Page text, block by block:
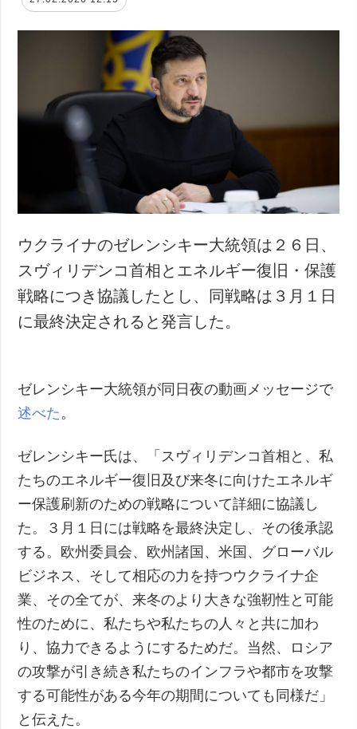
ウクライナのゼレンシキー大統領は２６日、
スヴィリデンコ首相とエネルギー復旧・保護
戦略につき協議したとし、同戦略は３月１日
に最終決定されると発言した。
ゼレンシキー大統領が同日夜の動画メッセージで
述べた。
ゼレンシキー氏は、「スヴィリデンコ首相と、私
たちのエネルギー復旧及び来冬に向けたエネルギ
ー保護刷新のための戦略について詳細に協議し
た。３月１日には戦略を最終決定し、その後承認
する。欧州委員会、欧州諸国、米国、グローバル
ビジネス、そして相応の力を持つウクライナ企
業、その全てが、来冬のより大きな強靭性と可能
性のために、私たちや私たちの人々と共に加わ
り、協力できるようにするためだ。当然、ロシア
の攻撃が引き続き私たちのインフラや都市を攻撃
する可能性がある今年の期間についても同様だ」
と伝えた。